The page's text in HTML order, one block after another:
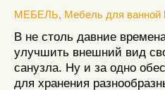
МЕБЕЛЬ, Мебель для ванной
В не столь давние
улучшить внешний вид
санузла. Ну и за одно
для хранения